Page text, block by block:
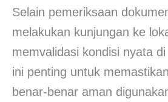
Selain pemeriksaan
melakukan kunjungan ke
memvalidasi kondisi nyata
ini penting untuk
benar-benar aman